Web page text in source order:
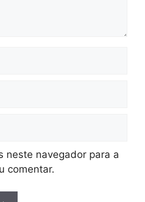
neste navegador para a
comentar.